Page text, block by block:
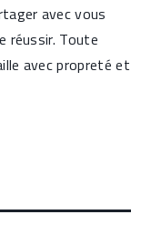
avec vous
réussir. Toute
avec propreté et